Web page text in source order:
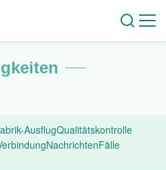
AusflugQualitätskontrolle
NachrichtenFälle